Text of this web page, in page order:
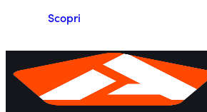
Scopri